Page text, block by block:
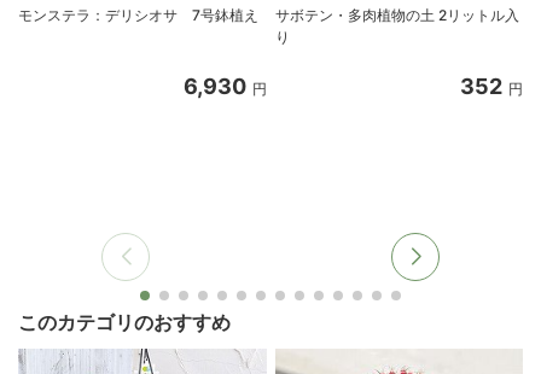
モンステラ：デリシオサ 7号鉢植え
6,930 円
サボテン・多肉植物の土 2リットル入
り
352 円
このカテゴリのおすすめ